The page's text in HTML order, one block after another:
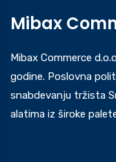
Mibax
Mibax Commerce
godine. Poslovna
snabdevanju tržista
alatima iz široke